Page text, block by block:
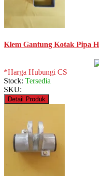
Klem Gantung Kotak Pipa
*Harga Hubungi CS
Stock: Tersedia
SKU:
Detail Produk